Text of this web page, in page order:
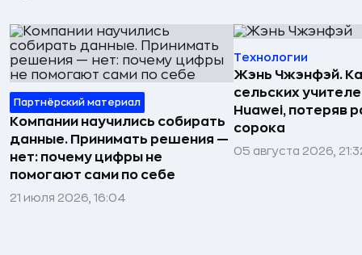
Партнёрский материал
Компании научились собирать
данные. Принимать решения —
нет: почему цифры не
помогают сами по себе
21 июля 2026, 16:04
Технологии
Жэнь Чжэнфэй.
сельских
Huawei, потеряв
сорока
05 августа 2026,